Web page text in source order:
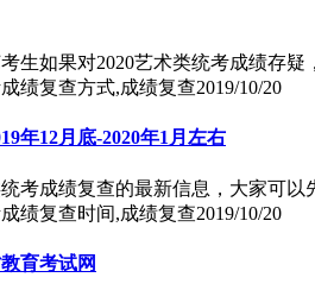
生如果对2020艺术类统考成绩存疑
绩复查方式,成绩复查2019/10/20
年12月底-2020年1月左右
考成绩复查的最新信息，大家可以
绩复查时间,成绩复查2019/10/20
育考试网